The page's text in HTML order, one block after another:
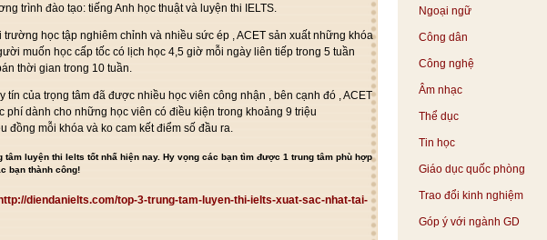
Ngoại ngữ
Công dân
Công nghệ
Âm nhạc
Thể dục
Tin học
Giáo dục quốc phòng
Trao đổi kinh nghiệm
Góp ý với ngành GD
trình đào tạo: tiếng Anh học thuật và luyện thi IELTS.
trường học tập nghiêm chỉnh và nhiều sức ép , ACET sản xuất những khóa
muốn học cấp tốc có lịch học 4,5 giờ mỗi ngày liên tiếp trong 5 tuần
thời gian trong 10 tuần.
tín của trọng tâm đã được nhiều học viên công nhận , bên cạnh đó , ACET
phí dành cho những học viên có điều kiện trong khoảng 9 triệu
đồng mỗi khóa và ko cam kết điểm số đầu ra.
tâm luyện thi Ielts tốt nhấ hiện nay. Hy vọng các bạn tìm được 1 trung tâm phù hợp
bạn thành công!
http://diendanielts.com/top-3-trung-tam-luyen-thi-ielts-xuat-sac-nhat-tai-